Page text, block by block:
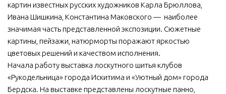
ДК «Россия»
Афиша
Независимая оценка качества
Контакты
картин известных русских художников Карла Брюллова,
Ивана Шишкина, Константина Маковского — наиболее
значимая часть представленной экспозиции. Сюжетные
картины, пейзажи, натюрморты поражают яркостью
цветовых решений и качеством исполнения.
Начала работу выставка лоскутного шитья клубов
«Рукодельница» города Искитима и «Уютный дом» города
Бердска. На выставке представлены лоскутные панно,